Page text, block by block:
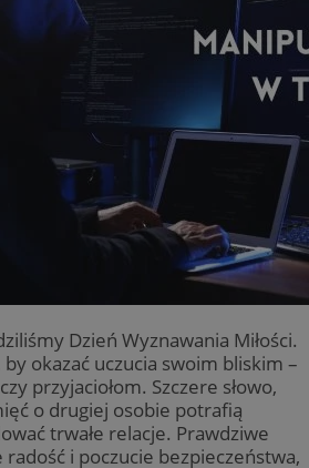
Dzień Wyznawania Miłości.
okazać uczucia swoim bliskim –
przyjaciołom. Szczere słowo,
o drugiej osobie potrafią
trwałe relacje. Prawdziwe
radość i poczucie bezpieczeństwa,